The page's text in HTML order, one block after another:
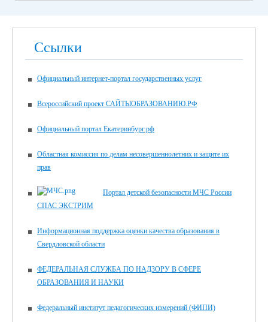
Ссылки
Официальный интернет-портал государственных услуг
Всероссийский проект САЙТЫОБРАЗОВАНИЮ.РФ
Официальный портал Екатеринбург.рф
Областная комиссия по делам несовершеннолетних и защите их
прав
Портал детской безопасности МЧС России
СПАС ЭКСТРИМ
Информационная поддержка оценки качества образования в
Свердловской области
ФЕДЕРАЛЬНАЯ СЛУЖБА ПО НАДЗОРУ В СФЕРЕ
ОБРАЗОВАНИЯ И НАУКИ
Федеральный институт педагогических измерений (ФИПИ)